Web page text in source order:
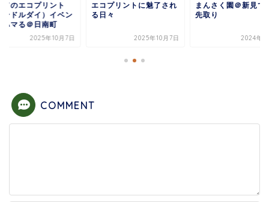
プリントに魅了され
々
2025年10月7日
まんさく園＠新見で春の
先取り
2024年3月4日
初めてのエコプリン
（バンドルダイ）イ
2025年10
COMMENT